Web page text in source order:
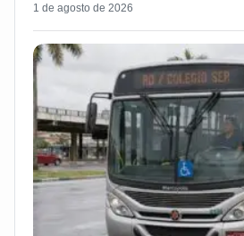
1 de agosto de 2026